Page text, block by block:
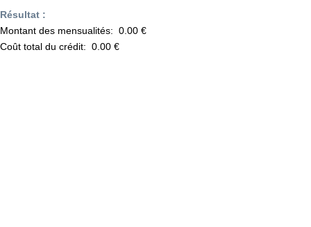
Résultat :
Montant des mensualités: 0.00 €
Coût total du crédit: 0.00 €